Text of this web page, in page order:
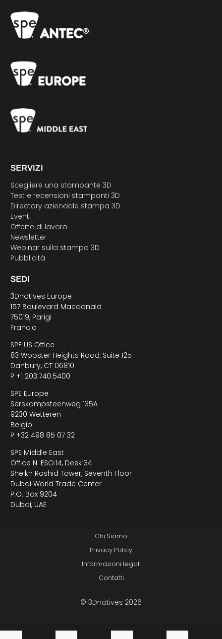
SERVIZI
Scegliere una stampante 3D
Test e recensioni stampanti 3D
Directory aziendale stampa 3D
Eventi
Offerte di lavoro
Newsletter
Webinar sulla stampa 3D
Pubblicità
SEDI
3Dnatives Europe
157 Boulevard Macdonald
75019, Parigi
Francia
SPE US Office
83 Wooster Heights Road, Suite 125
Danbury, CT 06810
P +1 203.740.5400
SPE Europe
Serskampsteenweg 135A
9230 Wetteren
Belgio
P +32 498 85 07 32
SPE Middle East
Office N. ESO:14, Desk 34
Sheikh Rashid Tower, Seventh Floor
Dubai World Trade Center
P.O. Box 9204
Dubai, UAE
Chi Siamo
Privacy Policy
Informazioni legali
Contatti
© 3Dnatives 2026